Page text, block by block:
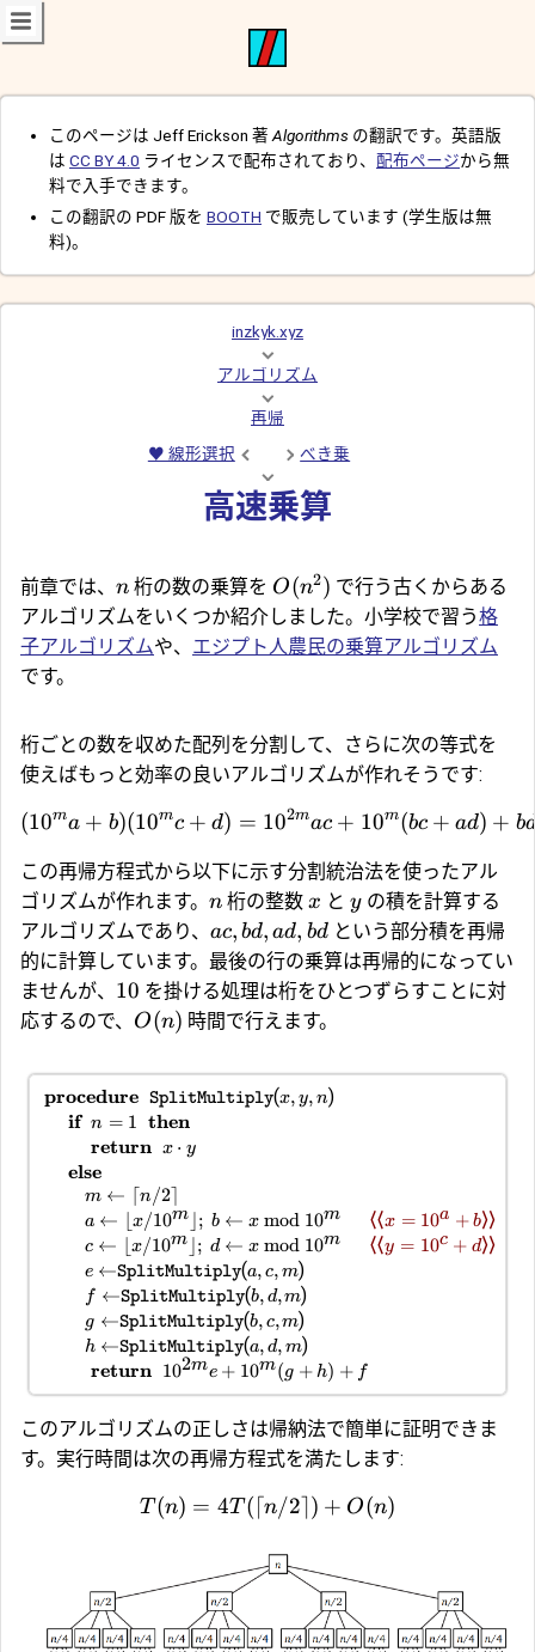
このページは Jeff Erickson 著 Algorithms の翻訳です。英語版
は CC BY 4.0 ライセンスで配布されており、 配布ページから無
料で入手できます。
この翻訳の PDF 版を BOOTH で販売しています (学生版は無
料)。
inzkyk.xyz
アルゴリズム
再帰
♥ 線形選択
べき乗
高速乗算
前章では、 n 桁の数の乗算を O(n2) で行う古くからある
アルゴリズムをいくつか紹介しました。小学校で習う格
子アルゴリズムや、 エジプト人農民の乗算アルゴリズム
です。
桁ごとの数を収めた配列を分割して、さらに次の等式を
使えばもっと効率の良いアルゴリズムが作れそうです:
(10ma + b)(10mc + d) = 102mac + 10m(bc + ad) + b
この再帰方程式から以下に示す分割統治法を使ったアル
ゴリズムが作れます。 n 桁の整数 x と yの積を計算する
アルゴリズムであり、 ac, bd, ad, bdという部分積を再帰
的に計算しています。最後の行の乗算は再帰的になってい
ませんが、 10 を掛ける処理は桁をひとつずらすことに対
応するので、 O(n) 時間で行えます。
procedure SplitMultiply(x, y, n)
if
n = 1 then
return
x ⋅ y
else
m ← ⌈n/2⌉
a ← x/10m ; b ← x mod 10m ⟨⟨x = 10a + b⟩⟩
c ← x/10m ; d ← x mod 10m ⟨⟨y = 10c + d⟩⟩
e ←SplitMultiply(a, c, m)
f ←SplitMultiply(b, d,m)
g ←SplitMultiply(b, c,m)
h ←SplitMultiply(a, d, m)
return 102me + 10m(g + h) + f
このアルゴリズムの正しさは帰納法で簡単に証明できま
す。実行時間は次の再帰方程式を満たします:
T (n) = 4T (⌈n/2⌉) + O(n)